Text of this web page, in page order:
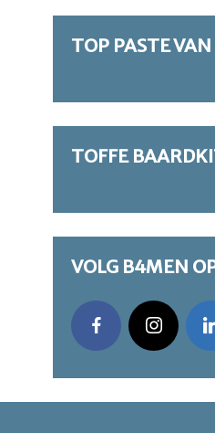
TOP PASTE
TOFFE
VOLG B4MEN